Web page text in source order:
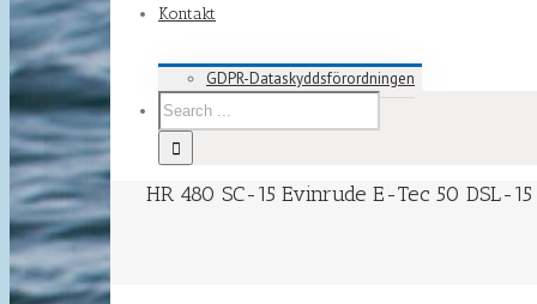
Kontakt
GDPR-Dataskyddsförordningen
HR 480 SC-15 Evinrude E-Tec 50 DSL-15